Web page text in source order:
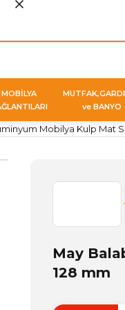
MOBİLYA
ve BANYO
Mobilya Kulp Mat
May
128 mm